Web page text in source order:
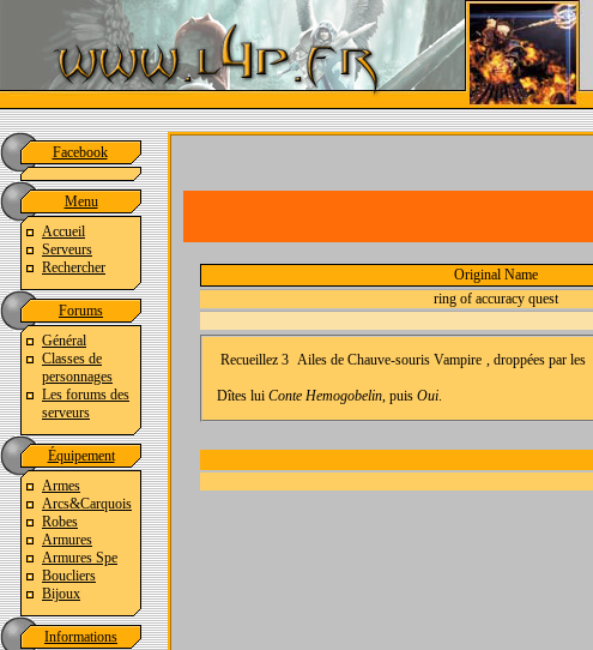
Facebook
Menu
Accueil
Serveurs
Rechercher
Forums
Général
Classes de
personnages
Les forums des
serveurs
Équipement
Armes
Arcs&Carquois
Robes
Armures
Armures Spe
Boucliers
Bijoux
Informations
Original Name
ring of accuracy quest
Recueillez 3 Ailes de Chauve-souris Vampire , droppées par les
Dîtes lui Conte Hemogobelin, puis Oui.